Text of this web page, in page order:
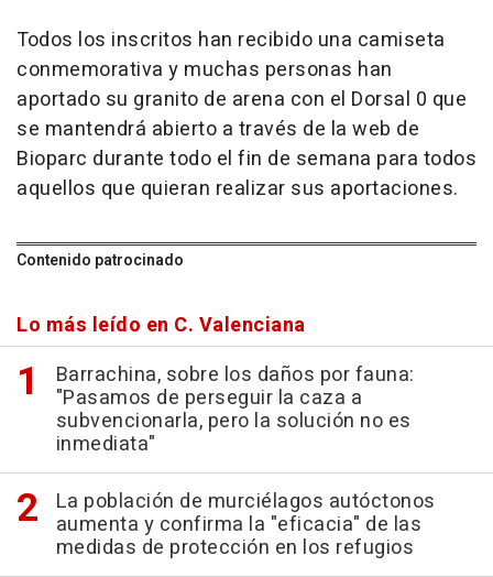
Todos los inscritos han recibido una camiseta
conmemorativa y muchas personas han
aportado su granito de arena con el Dorsal 0 que
se mantendrá abierto a través de la web de
Bioparc durante todo el fin de semana para todos
aquellos que quieran realizar sus aportaciones.
Contenido patrocinado
Lo más leído en C. Valenciana
Barrachina, sobre los daños por fauna:
"Pasamos de perseguir la caza a
subvencionarla, pero la solución no es
inmediata"
La población de murciélagos autóctonos
aumenta y confirma la "eficacia" de las
medidas de protección en los refugios